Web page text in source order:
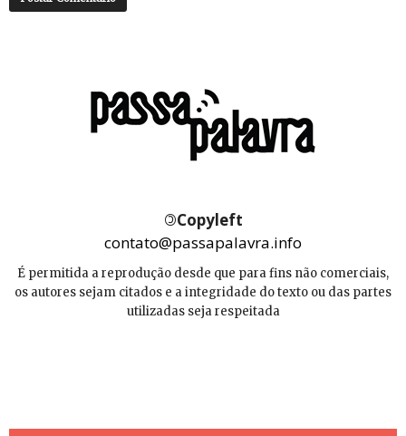
©Copyleft
contato@passapalavra.info
É permitida a reprodução desde que para fins não comerciais,
os autores sejam citados e a integridade do texto ou das partes
utilizadas seja respeitada